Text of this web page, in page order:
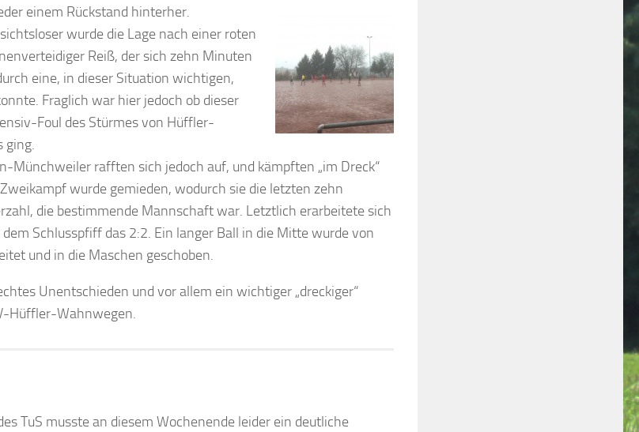
einem Rückstand hinterher.
wurde die Lage nach einer roten
Reiß, der sich zehn Minuten
eine, in dieser Situation wichtigen,
Fraglich war hier jedoch ob dieser
Foul des Stürmes von Hüffler-
ging.
Münchweiler rafften sich jedoch auf, und kämpften „im Dreck“
wurde gemieden, wodurch sie die letzten zehn
die bestimmende Mannschaft war. Letztlich erarbeitete sich
Schlusspfiff das 2:2. Ein langer Ball in die Mitte wurde von
und in die Maschen geschoben.
Unentschieden und vor allem ein wichtiger „dreckiger“
Hüffler-Wahnwegen.
TuS musste an diesem Wochenende leider ein deutliche